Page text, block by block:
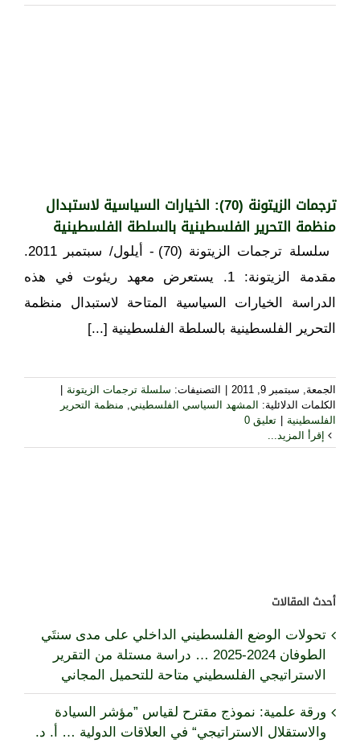
ترجمات الزيتونة (70): الخيارات السياسية لاستبدال
منظمة التحرير الفلسطينية بالسلطة الفلسطينية
سلسلة ترجمات الزيتونة (70) - أيلول/ سبتمبر 2011.
مقدمة الزيتونة: 1. يستعرض معهد ريئوت في هذه
الدراسة الخيارات السياسية المتاحة لاستبدال منظمة
التحرير الفلسطينية بالسلطة الفلسطينية [...]
الجمعة, سبتمبر 9, 2011 التصنيفات: سلسلة ترجمات الزيتونة
الكلمات الدلائلية: المشهد السياسي الفلسطيني
منظمة التحرير
الفلسطينية
تعليق 0
إقرأ المزيد...
أحدث المقالات
تحولات الوضع الفلسطيني الداخلي على مدى سنتَي
الطوفان 2024-2025 … دراسة مستلة من التقرير
الاستراتيجي الفلسطيني متاحة للتحميل المجاني
ورقة علمية: نموذج مقترح لقياس ”مؤشر السيادة
والاستقلال الاستراتيجي“ في العلاقات الدولية … أ. د.